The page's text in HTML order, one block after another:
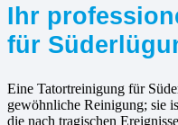
Ihr
für
Eine Tatortreinigung für
gewöhnliche Reinigung; sie
die nach tragischen